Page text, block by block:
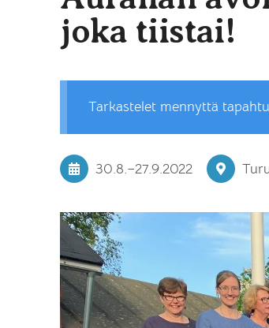
joka tiistai!
Tarkastelet mennyttä
30.8.–27.9.2022